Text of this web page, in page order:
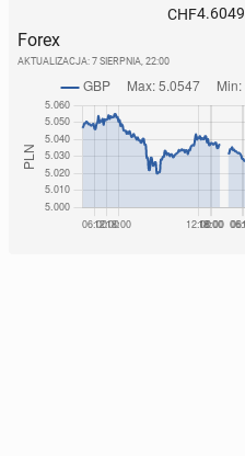
CHF4.6049
Forex
AKTUALIZACJA: 7 SIERPNIA, 22:00